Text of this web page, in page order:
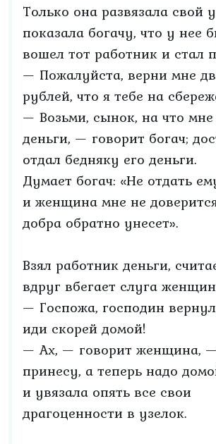
Только она развязала свой
показала богачу, что у нее
вошел тот работник и стал
— Пожалуйста, верни мне
рублей, что я тебе на
— Возьми, сынок, на что
деньги, — говорит богач;
отдал бедняку его деньги.
Думает богач: «Не отдать
и женщина мне не
добра обратно унесет».
Взял работник деньги,
вдруг вбегает слуга
— Госпожа, господин
иди скорей домой!
— Ах, — говорит женщина,
принесу, а теперь надо
и увязала опять все свои
драгоценности в узелок.